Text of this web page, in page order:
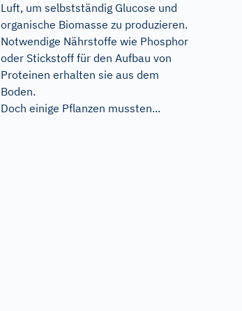
Luft, um selbstständig Glucose und
organische Biomasse zu produzieren.
Notwendige Nährstoffe wie Phosphor
oder Stickstoff für den Aufbau von
Proteinen erhalten sie aus dem
Boden.
Doch einige Pflanzen mussten...